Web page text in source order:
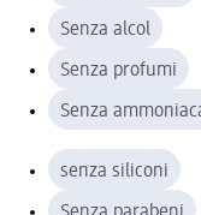
Senza alcol
Senza profumi
Senza
senza siliconi